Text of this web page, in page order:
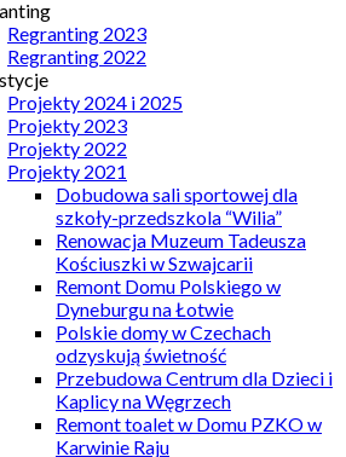
Regranting 2023
Regranting 2022
Projekty 2024 i 2025
Projekty 2023
Projekty 2022
Projekty 2021
Dobudowa sali sportowej dla
szkoły-przedszkola “Wilia”
Renowacja Muzeum Tadeusza
Kościuszki w Szwajcarii
Remont Domu Polskiego w
Dyneburgu na Łotwie
Polskie domy w Czechach
odzyskują świetność
Przebudowa Centrum dla Dzieci i
Kaplicy na Węgrzech
Remont toalet w Domu PZKO w
Karwinie Raju